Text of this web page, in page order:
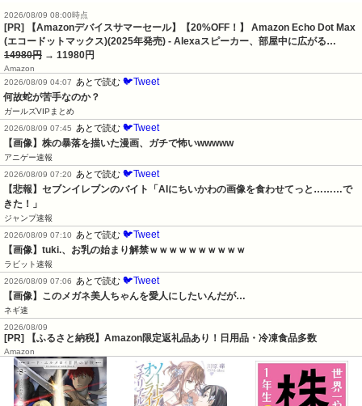
2026/08/09 08:00時点
[PR] 【Amazonデバイスサマーセール】【20%OFF！】 Amazon Echo Dot Max
(エコードットマックス)(2025年発売) - Alexaスピーカー、部屋中に広がる…
14980円 → 11980円
Amazon
2026/08/09 04:07
あとで読む 🐦Tweet
何故蛇が苦手なのか？
ガールズVIPまとめ
2026/08/09 07:45
あとで読む 🐦Tweet
【画像】株の暴落を描いた漫画、ガチで怖いwwwww
アニゲー速報
2026/08/09 07:20
あとで読む 🐦Tweet
【悲報】セブンイレブンのバイト「AIにちいかわの画像を食わせてっと………で
きた！」
ジャンプ速報
2026/08/09 07:10
あとで読む 🐦Tweet
【画像】tuki.、お乳の始まり解禁ｗｗｗｗｗｗｗｗｗｗ
ラビット速報
2026/08/09 07:06
あとで読む 🐦Tweet
【画像】このメガネ美人ちゃんを愛人にしたいんだが…
ネギ速
2026/08/09
[PR] 【ふるさと納税】Amazon限定返礼品あり！日用品・冷凍食品多数
Amazon